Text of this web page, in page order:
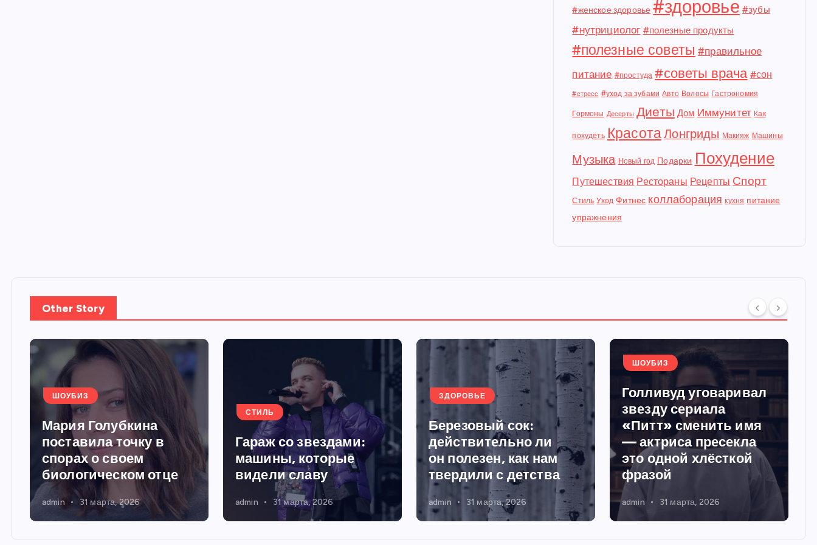
#женское здоровье #здоровье #зубы
#нутрициолог #полезные продукты
#полезные советы #правильное
питание #простуда #советы врача #сон
#стресс #уход за зубами Авто Волосы Гастрономия
Гормоны Десерты Диеты Дом Иммунитет Как
похудеть КрасотаЛонгриды Макияж Машины
Музыка Новый год Подарки Похудение
Путешествия Рестораны Рецепты Спорт
Стиль Уход Фитнес коллаборация кухня питание
упражнения
Other Story
ШОУБИЗ
Мария Голубкина
поставила точку в
спорах о своем
биологическом отце
admin 31 марта, 2026
СТИЛЬ
Гараж со звездами:
машины, которые
видели славу
admin 31 марта, 2026
ЗДОРОВЬЕ
Березовый сок:
действительно ли
он полезен, как нам
твердили с детства
admin 31 марта, 2026
ШОУБИЗ
Голливуд уговаривал
звезду сериала
«Питт» сменить имя
— актриса пресекла
это одной хлёсткой
фразой
admin 31 марта, 2026